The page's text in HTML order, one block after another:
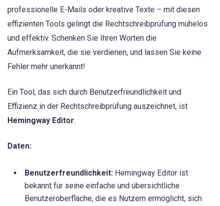
professionelle E-Mails oder kreative Texte – mit diesen
effizienten Tools gelingt die Rechtschreibprüfung mühelos
und effektiv. Schenken Sie Ihren Worten die
Aufmerksamkeit, die sie verdienen, und lassen Sie keine
Fehler mehr unerkannt!
Ein Tool, das sich durch Benutzerfreundlichkeit und
Effizienz in der Rechtschreibprüfung auszeichnet, ist
Hemingway Editor.
Daten:
Benutzerfreundlichkeit: Hemingway Editor ist
bekannt für seine einfache und übersichtliche
Benutzeroberfläche, die es Nutzern ermöglicht, sich